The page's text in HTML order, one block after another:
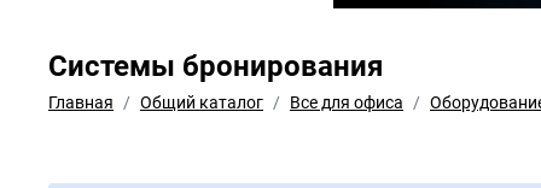
Системы бронирования
Главная Общий каталог Все для офиса